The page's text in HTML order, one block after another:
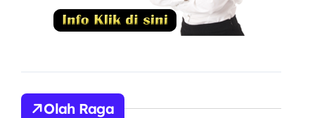
Olah Raga